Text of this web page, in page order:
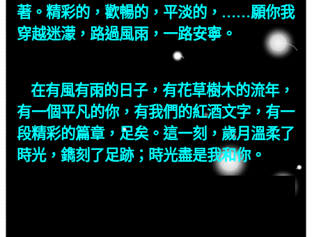
著。精彩的，歡暢的，平淡的，……願你我
穿越迷濛，路過風雨，一路安寧。
在有風有雨的日子，有花草樹木的流年，
有一個平凡的你，有我們的紅酒文字，有一
段精彩的篇章，足矣。這一刻，歲月溫柔了
時光，鐫刻了足跡；時光盡是我和你。